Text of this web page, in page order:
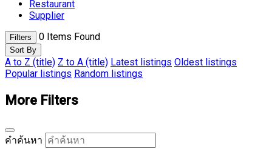
Restaurant
Supplier
Filters 0 Items Found
Sort By
A to Z (title) Z to A (title) Latest listings Oldest listings
Popular listings Random listings
More Filters
คำค้นหา